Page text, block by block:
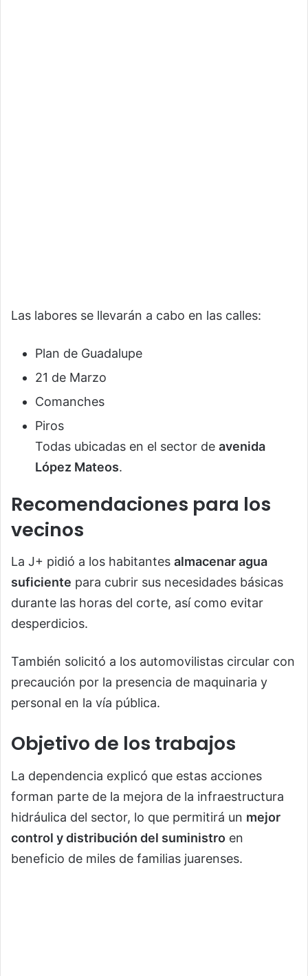
Las labores se llevarán a cabo en las calles:
Plan de Guadalupe
21 de Marzo
Comanches
Piros
Todas ubicadas en el sector de avenida
López Mateos.
Recomendaciones para los
vecinos
La J+ pidió a los habitantes almacenar agua
suficiente para cubrir sus necesidades básicas
durante las horas del corte, así como evitar
desperdicios.
También solicitó a los automovilistas circular con
precaución por la presencia de maquinaria y
personal en la vía pública.
Objetivo de los trabajos
La dependencia explicó que estas acciones
forman parte de la mejora de la infraestructura
hidráulica del sector, lo que permitirá un mejor
control y distribución del suministro en
beneficio de miles de familias juarenses.